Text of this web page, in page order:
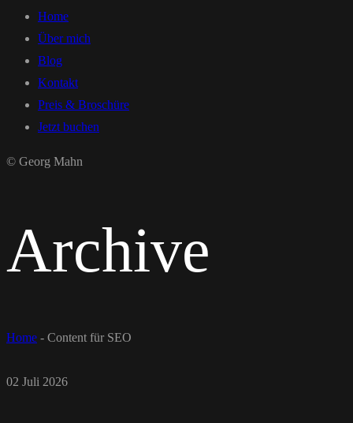
Home
Über mich
Blog
Kontakt
Preis & Broschüre
Jetzt buchen
© Georg Mahn
Archive
Home - Content für SEO
02 Juli 2026